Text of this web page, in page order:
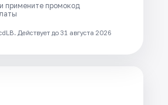
примените промокод
Действует до 31 августа 2026